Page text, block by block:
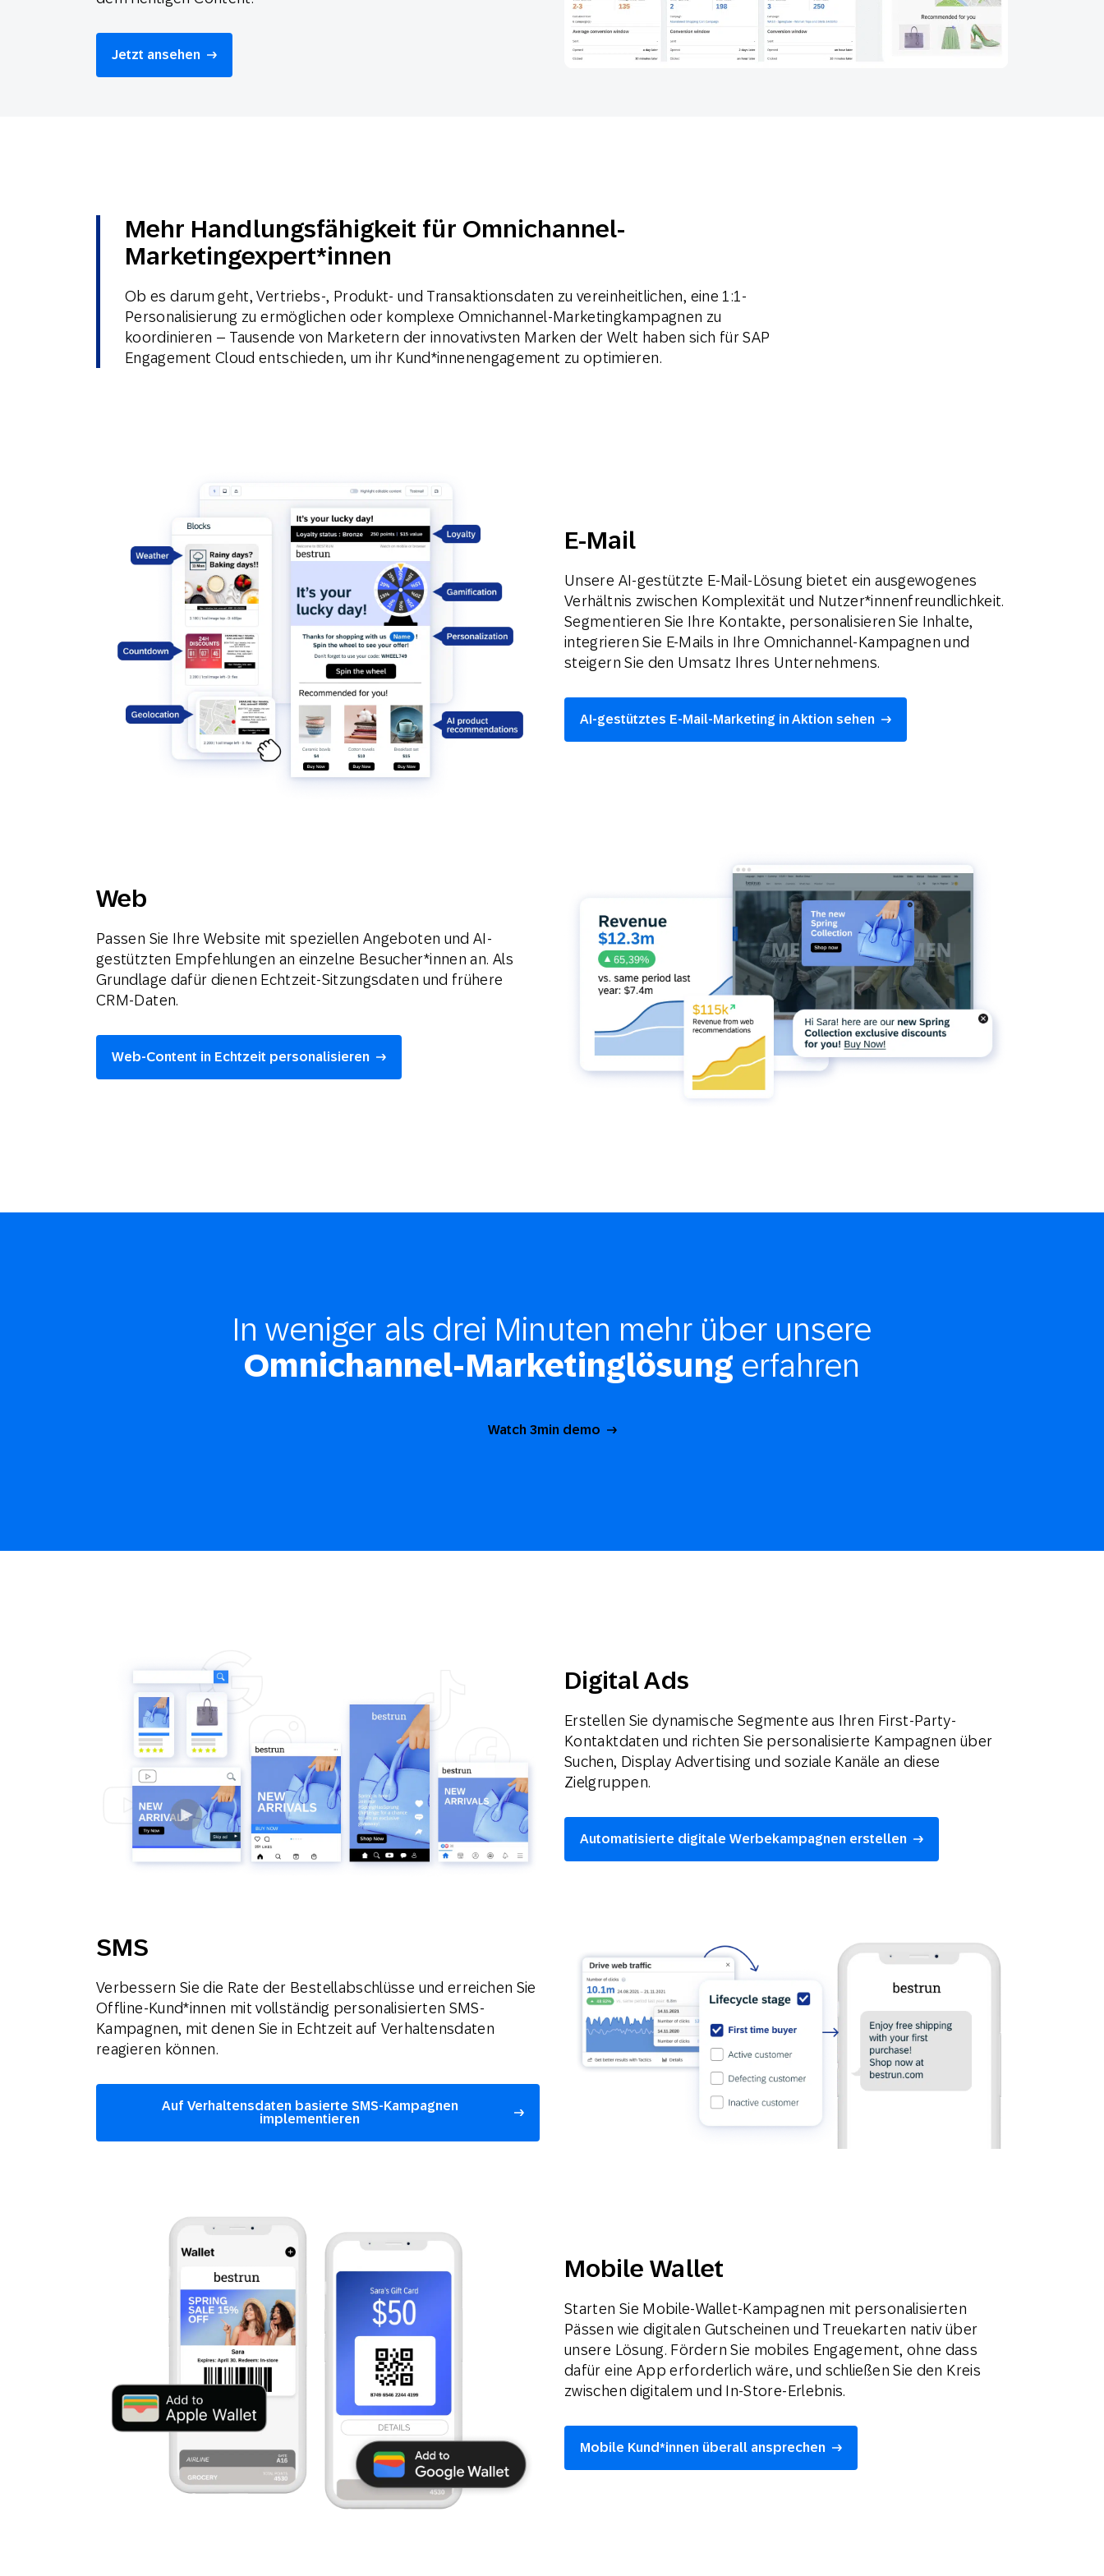
Digital Ads SMS Mobile Wallet
Marketing Masters
Jetzt ansehen
Mehr Handlungsfähigkeit für Omnichannel-
Marketingexpert*innen
Ob es darum geht, Vertriebs-, Produkt- und Transaktionsdaten zu vereinheitlichen, eine 1:1-
Personalisierung zu ermöglichen oder komplexe Omnichannel-Marketingkampagnen zu
koordinieren – Tausende von Marketern der innovativsten Marken der Welt haben sich für SAP
Engagement Cloud entschieden, um ihr Kund*innenengagement zu optimieren.
E-Mail
Unsere AI-gestützte E-Mail-Lösung bietet ein ausgewogenes
Verhältnis zwischen Komplexität und Nutzer*innenfreundlichkeit.
Segmentieren Sie Ihre Kontakte, personalisieren Sie Inhalte,
integrieren Sie E-Mails in Ihre Omnichannel-Kampagnen und
steigern Sie den Umsatz Ihres Unternehmens.
AI-gestütztes E-Mail-Marketing in Aktion sehen
Web
Passen Sie Ihre Website mit speziellen Angeboten und AI-
gestützten Empfehlungen an einzelne Besucher*innen an. Als
Grundlage dafür dienen Echtzeit-Sitzungsdaten und frühere
CRM-Daten.
Web-Content in Echtzeit personalisieren
In weniger als drei Minuten mehr über unsere
Omnichannel-Marketinglösung erfahren
Watch 3min demo
Digital Ads
Erstellen Sie dynamische Segmente aus Ihren First-Party-
Kontaktdaten und richten Sie personalisierte Kampagnen über
Suchen, Display Advertising und soziale Kanäle an diese
Zielgruppen.
Automatisierte digitale Werbekampagnen erstellen
SMS
Verbessern Sie die Rate der Bestellabschlüsse und erreichen Sie
Offline-Kund*innen mit vollständig personalisierten SMS-
Kampagnen, mit denen Sie in Echtzeit auf Verhaltensdaten
reagieren können.
Auf Verhaltensdaten basierte SMS-Kampagnen
implementieren
Mobile Wallet
Starten Sie Mobile-Wallet-Kampagnen mit personalisierten
Pässen wie digitalen Gutscheinen und Treuekarten nativ über
unsere Lösung. Fördern Sie mobiles Engagement, ohne dass
dafür eine App erforderlich wäre, und schließen Sie den Kreis
zwischen digitalem und In-Store-Erlebnis.
Mobile Kund*innen überall ansprechen